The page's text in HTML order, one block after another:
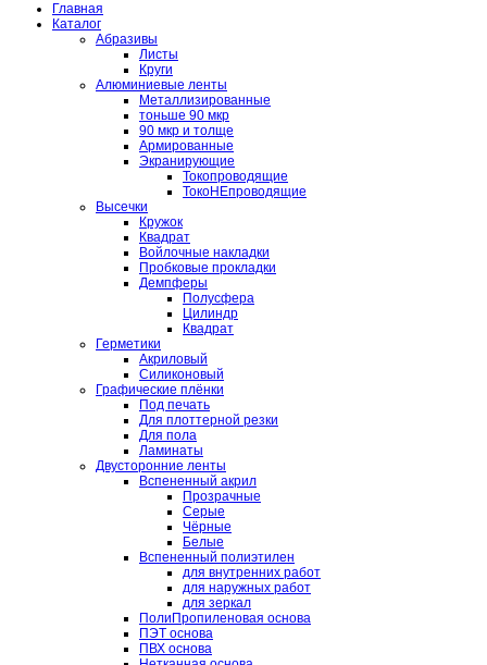
Главная
Каталог
Абразивы
Листы
Круги
Алюминиевые ленты
Металлизированные
тоньше 90 мкр
90 мкр и толще
Армированные
Экранирующие
Токопроводящие
ТокоНЕпроводящие
Высечки
Кружок
Квадрат
Войлочные накладки
Пробковые прокладки
Демпферы
Полусфера
Цилиндр
Квадрат
Герметики
Акриловый
Силиконовый
Графические плёнки
Под печать
Для плоттерной резки
Для пола
Ламинаты
Двусторонние ленты
Вспененный акрил
Прозрачные
Серые
Чёрные
Белые
Вспененный полиэтилен
для внутренних работ
для наружных работ
для зеркал
ПолиПропиленовая основа
ПЭТ основа
ПВХ основа